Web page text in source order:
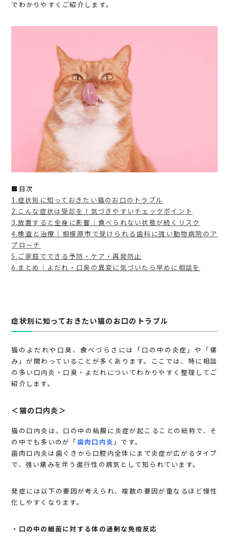
でわかりやすくご紹介します。
■目次
1.症状別に知っておきたい猫のお口のトラブル
2.こんな症状は受診を！気づきやすいチェックポイント
3.放置すると全身に影響｜食べられない状態が続くリスク
4.検査と治療｜相模原市で受けられる歯科に強い動物病院のア
プローチ
5.ご家庭でできる予防・ケア・再発防止
6.まとめ｜よだれ・口臭の異変に気づいたら早めに相談を
症状別に知っておきたい猫のお口のトラブル
猫のよだれや口臭、食べづらさには「口の中の炎症」や「痛
み」が関わっていることが多くあります。ここでは、特に相談
の多い口内炎・口臭・よだれについてわかりやすく整理してご
紹介します。
＜猫の口内炎＞
猫の口内炎は、口の中の粘膜に炎症が起こることの総称で、そ
の中でも多いのが「 歯肉口内炎 」です。
歯肉口内炎は歯ぐきから口腔内全体にまで炎症が広がるタイプ
で、強い痛みを伴う進行性の病気として知られています。
発症には以下の要因が考えられ、複数の要因が重なるほど慢性
化しやすくなります。
・口の中の細菌に対する体の過剰な免疫反応